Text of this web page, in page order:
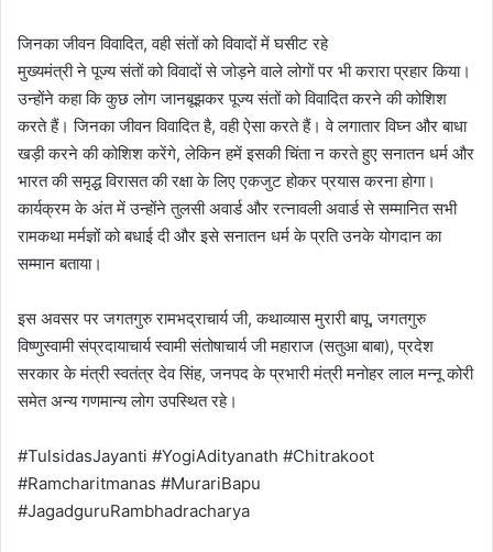
जिनका जीवन विवादित, वही संतों को विवादों में घसीट रहे
मुख्यमंत्री ने पूज्य संतों को विवादों से जोड़ने वाले लोगों पर भी करारा प्रहार किया।
उन्होंने कहा कि कुछ लोग जानबूझकर पूज्य संतों को विवादित करने की कोशिश
करते हैं। जिनका जीवन विवादित है, वही ऐसा करते हैं। वे लगातार विघ्न और बाधा
खड़ी करने की कोशिश करेंगे, लेकिन हमें इसकी चिंता न करते हुए सनातन धर्म और
भारत की समृद्ध विरासत की रक्षा के लिए एकजुट होकर प्रयास करना होगा।
कार्यक्रम के अंत में उन्होंने तुलसी अवार्ड और रत्नावली अवार्ड से सम्मानित सभी
रामकथा मर्मज्ञों को बधाई दी और इसे सनातन धर्म के प्रति उनके योगदान का
सम्मान बताया।
इस अवसर पर जगतगुरु रामभद्राचार्य जी, कथाव्यास मुरारी बापू, जगतगुरु
विष्णुस्वामी संप्रदायाचार्य स्वामी संतोषाचार्य जी महाराज (सतुआ बाबा), प्रदेश
सरकार के मंत्री स्वतंत्र देव सिंह, जनपद के प्रभारी मंत्री मनोहर लाल मन्नू कोरी
समेत अन्य गणमान्य लोग उपस्थित रहे।
#TulsidasJayanti #YogiAdityanath #Chitrakoot
#Ramcharitmanas #MurariBapu
#JagadguruRambhadracharya